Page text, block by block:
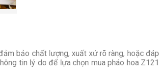
bảo chất lượng, xuất xứ rõ ràng, hoặc đáp
tin lý do để lựa chọn mua pháo hoa Z121